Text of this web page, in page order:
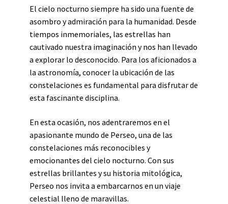
El cielo nocturno siempre ha sido una fuente de
asombro y admiración para la humanidad. Desde
tiempos inmemoriales, las estrellas han
cautivado nuestra imaginación y nos han llevado
a explorar lo desconocido. Para los aficionados a
la astronomía, conocer la ubicación de las
constelaciones es fundamental para disfrutar de
esta fascinante disciplina.
En esta ocasión, nos adentraremos en el
apasionante mundo de Perseo, una de las
constelaciones más reconocibles y
emocionantes del cielo nocturno. Con sus
estrellas brillantes y su historia mitológica,
Perseo nos invita a embarcarnos en un viaje
celestial lleno de maravillas.